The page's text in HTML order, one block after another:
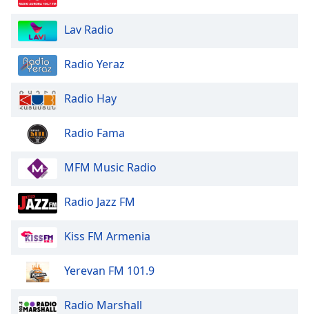
dialog
window.
and
close
window.
Opacity
Background
Color
Lav Radio
Radio Yeraz
Radio Hay
Radio Fama
MFM Music Radio
Radio Jazz FM
Kiss FM Armenia
Yerevan FM 101.9
Radio Marshall